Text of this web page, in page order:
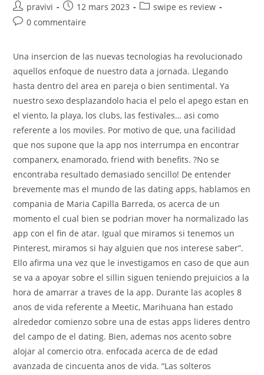
Auteur/autrice
de
pravivi
Post
published:
12 mars 2023
Postswipe es review
Post0 commentaire
Una insercion de las nuevas tecnologias ha revolucionado
aquellos enfoque de nuestro data a jornada. Llegando
hasta dentro del area en pareja o bien sentimental. Ya
nuestro sexo desplazandolo hacia el pelo el apego estan en
el viento, la playa, los clubs, las festivales… asi­ como
referente a los moviles. Por motivo de que, una facilidad
que nos supone que la app nos interrumpa en encontrar
companerx, enamorado, friend with benefits. ?No se
encontraba resultado demasiado sencillo! De entender
brevemente mas el mundo de las dating apps, hablamos en
compania de Maria Capilla Barreda, os acerca de un
momento el cual bien se podri­an mover ha normalizado las
app con el fin de atar. Igual que miramos si tenemos un
Pinterest, miramos si hay alguien que nos interese saber”.
Ello afirma una vez que le investigamos en caso de que aun
se va a apoyar sobre el silli­n siguen teniendo prejuicios a la
hora de amarrar a traves de la app. Durante las acoples 8
anos de vida referente a Meetic, Marihuana han estado
alrededor comienzo sobre una de estas apps lideres dentro
del campo de el dating. Bien, ademas nos acento sobre
alojar al comercio otra. enfocada acerca de de edad
avanzada de cincuenta anos de vida. “Las solteros